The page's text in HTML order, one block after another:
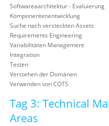
Softwareaarchitektur - Evaluierung
Komponentenentwicklung
Suche nach versteckten Assets
Requirements Engineering
Variabilitäten Management
Integration
Testen
Verstehen der Domänen
Verwenden von COTS
Tag 3: Technical
Areas